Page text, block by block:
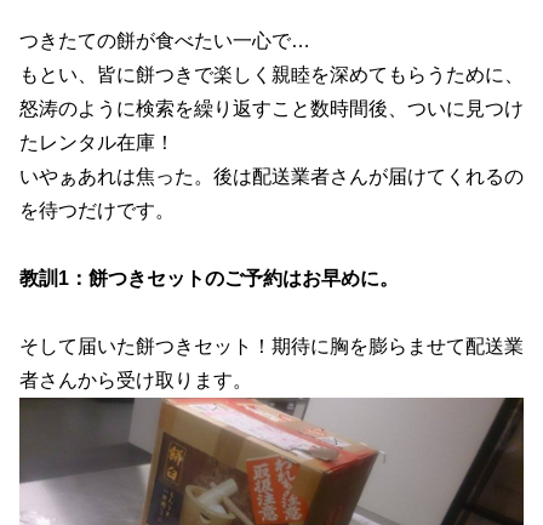
つきたての餅が食べたい一心で…
もとい、皆に餅つきで楽しく親睦を深めてもらうために、
怒涛のように検索を繰り返すこと数時間後、ついに見つけ
たレンタル在庫！
いやぁあれは焦った。後は配送業者さんが届けてくれるの
を待つだけです。
教訓1：餅つきセットのご予約はお早めに。
そして届いた餅つきセット！期待に胸を膨らませて配送業
者さんから受け取ります。